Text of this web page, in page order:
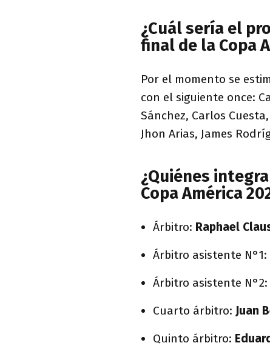
¿Cuál sería el
final de la Copa
Por el momento se
con el siguiente once:
Sánchez, Carlos
Jhon Arias, James
¿Quiénes
Copa América
Árbitro: Raphael
Árbitro asistente N°1:
Árbitro asistente N°2:
Cuarto árbitro: Juan
Quinto árbitro: